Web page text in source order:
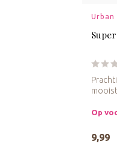
Urban
Op
9,99